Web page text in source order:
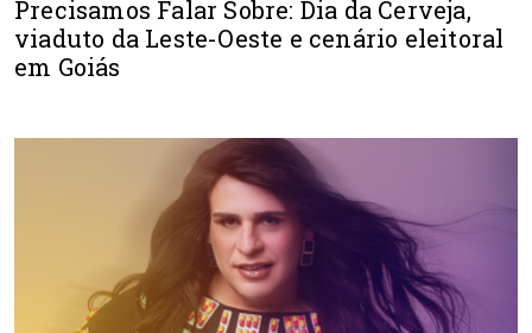
Precisamos Falar Sobre: Dia da Cerveja,
viaduto da Leste-Oeste e cenário eleitoral
em Goiás